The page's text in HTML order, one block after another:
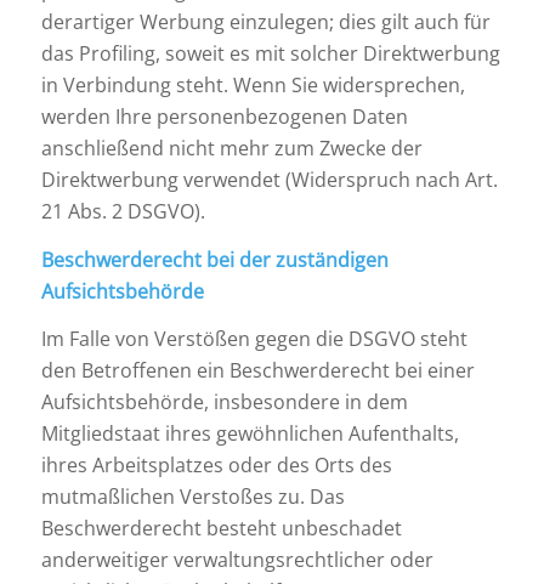
derartiger Werbung einzulegen; dies gilt auch für
das Profiling, soweit es mit solcher Direktwerbung
in Verbindung steht. Wenn Sie widersprechen,
werden Ihre personenbezogenen Daten
anschließend nicht mehr zum Zwecke der
Direktwerbung verwendet (Widerspruch nach Art.
21 Abs. 2 DSGVO).
Beschwerderecht bei der zuständigen
Aufsichtsbehörde
Im Falle von Verstößen gegen die DSGVO steht
den Betroffenen ein Beschwerderecht bei einer
Aufsichtsbehörde, insbesondere in dem
Mitgliedstaat ihres gewöhnlichen Aufenthalts,
ihres Arbeitsplatzes oder des Orts des
mutmaßlichen Verstoßes zu. Das
Beschwerderecht besteht unbeschadet
anderweitiger verwaltungsrechtlicher oder